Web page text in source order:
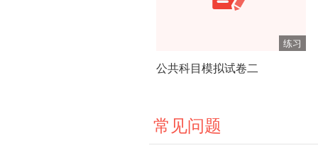
练习
公共科目模拟试卷二
常见问题